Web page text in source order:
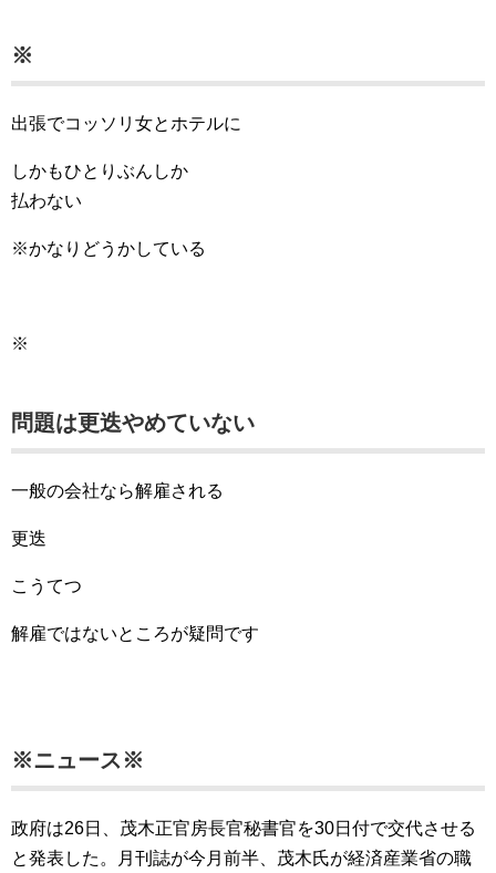
※
出張でコッソリ女とホテルに
しかもひとりぶんしか
払わない
※かなりどうかしている
※
問題は更迭やめていない
一般の会社なら解雇される
更迭
こうてつ
解雇ではないところが疑問です
※ニュース※
政府は26日、茂木正官房長官秘書官を30日付で交代させる
と発表した。月刊誌が今月前半、茂木氏が経済産業省の職